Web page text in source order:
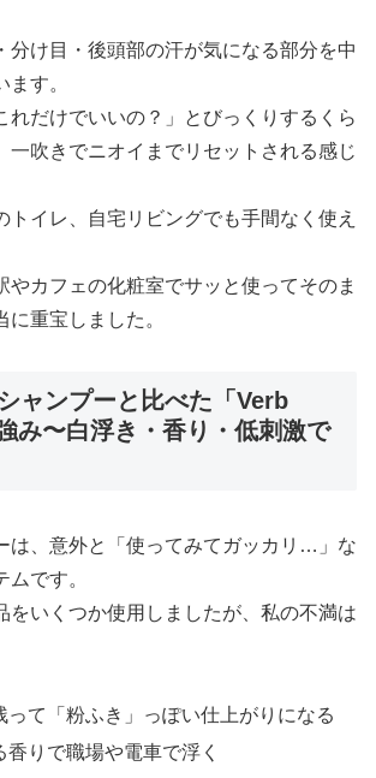
分け目・後頭部の汗が気になる部分を中
す。
れだけでいいの？」とびっくりするくら
一吹きでニオイまでリセットされる感じ
トイレ、自宅リビングでも手間なく使え
やカフェの化粧室でサッと使ってそのま
に重宝しました。
ャンプーと比べた「Verb
み〜白浮き・香り・低刺激で
は、意外と「使ってみてガッカリ…」な
ムです。
をいくつか使用しましたが、私の不満は
って「粉ふき」っぽい仕上がりになる
香りで職場や電車で浮く